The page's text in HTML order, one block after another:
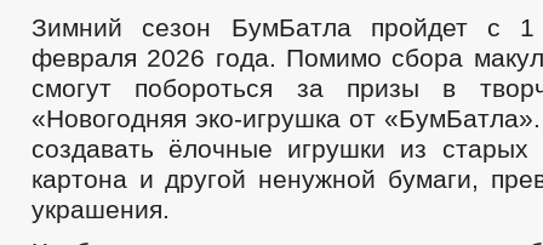
Зимний сезон БумБатла пройдет с
февраля 2026 года. Помимо сбора
смогут побороться за призы в
«Новогодняя эко-игрушка от
создавать ёлочные игрушки из старых
картона и другой ненужной бумаги,
украшения.